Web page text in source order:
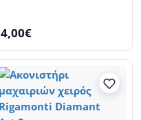
4,00€